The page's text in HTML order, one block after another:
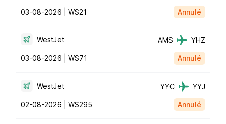
03-08-2026 | WS21 Annulé
WestJet AMS YHZ
03-08-2026 | WS71 Annulé
WestJet YYC YYJ
02-08-2026 | WS295 Annulé